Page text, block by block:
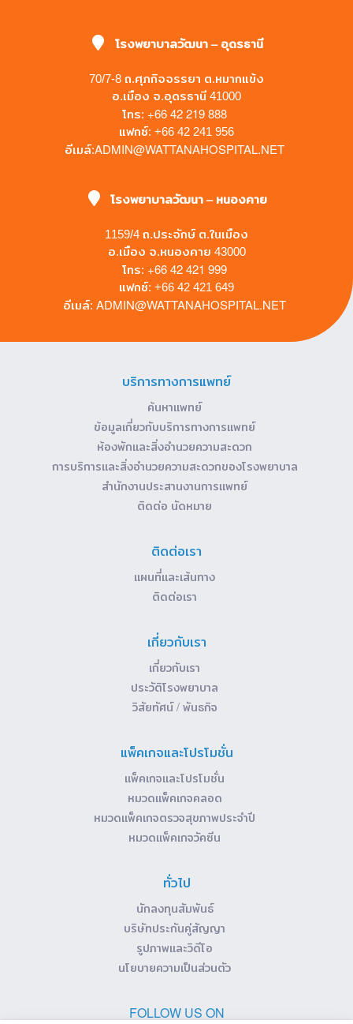
โรงพยาบาลวัฒนา – อุดรธานี
70/7-8 ถ.ศุภกิจจรรยา ต.หมากแข้ง
อ.เมือง จ.อุดรธานี 41000
โทร: +66 42 219 888
แฟกซ์: +66 42 241 956
อีเมล์:ADMIN@WATTANAHOSPITAL.NET
โรงพยาบาลวัฒนา – หนองคาย
1159/4 ถ.ประจักษ์ ต.ในเมือง
อ.เมือง จ.หนองคาย 43000
โทร: +66 42 421 999
แฟกซ์: +66 42 421 649
อีเมล์: ADMIN@WATTANAHOSPITAL.NET
บริการทางการแพทย์
ค้นหาแพทย์
ข้อมูลเกี่ยวกับบริการทางการแพทย์
ห้องพักและสิ่งอำนวยความสะดวก
การบริการและสิ่งอำนวยความสะดวกของโรงพยาบาล
สำนักงานประสานงานการแพทย์
ติดต่อ นัดหมาย
ติดต่อเรา
แผนที่และเส้นทาง
ติดต่อเรา
เกี่ยวกับเรา
เกี่ยวกับเรา
ประวัติโรงพยาบาล
วิสัยทัศน์ / พันธกิจ
แพ็คเกจและโปรโมชั่น
แพ็คเกจและโปรโมชั่น
หมวดแพ็คเกจคลอด
หมวดแพ็คเกจตรวจสุขภาพประจำปี
หมวดแพ็คเกจวัคซีน
ทั่วไป
นักลงทุนสัมพันธ์
บริษัทประกันคู่สัญญา
รูปภาพและวิดีโอ
นโยบายความเป็นส่วนตัว
FOLLOW US ON